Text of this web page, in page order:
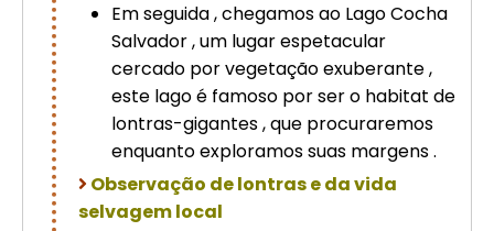
Em seguida , chegamos ao Lago Cocha
Salvador , um lugar espetacular
cercado por vegetação exuberante ,
este lago é famoso por ser o habitat de
lontras-gigantes , que procuraremos
enquanto exploramos suas margens .
Observação de lontras e da vida
selvagem local